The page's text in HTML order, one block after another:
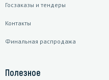
Госзаказы и тендеры
Контакты
Финальная распродажа
Полезное